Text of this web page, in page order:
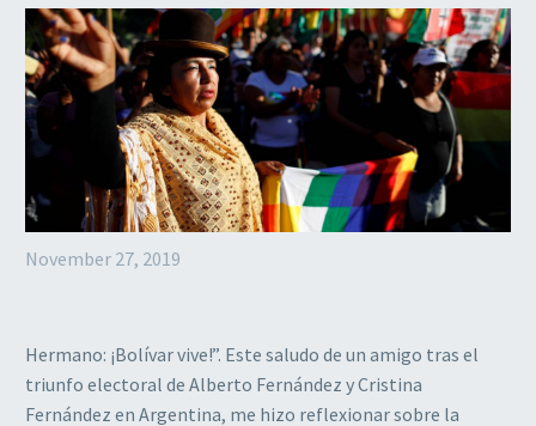
November 27, 2019
Hermano: ¡Bolívar vive!”. Este saludo de un amigo tras el
triunfo electoral de Alberto Fernández y Cristina
Fernández en Argentina, me hizo reflexionar sobre la